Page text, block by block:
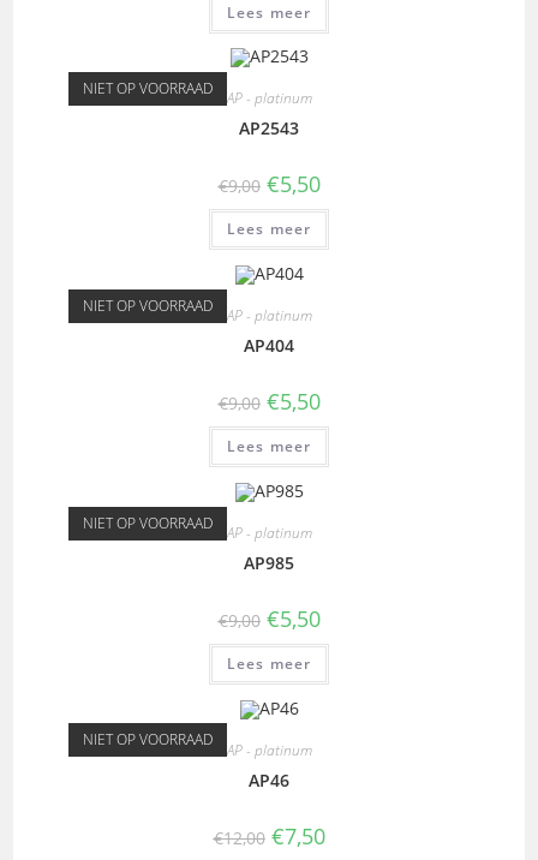
Lees meer
NIET OP VOORRAAD AP - platinum
AP2543
€9,00 €5,50
Lees meer
NIET OP VOORRAAD AP - platinum
AP404
€9,00 €5,50
Lees meer
NIET OP VOORRAAD AP - platinum
AP985
€9,00 €5,50
Lees meer
NIET OP VOORRAAD AP - platinum
AP46
€12,00 €7,50